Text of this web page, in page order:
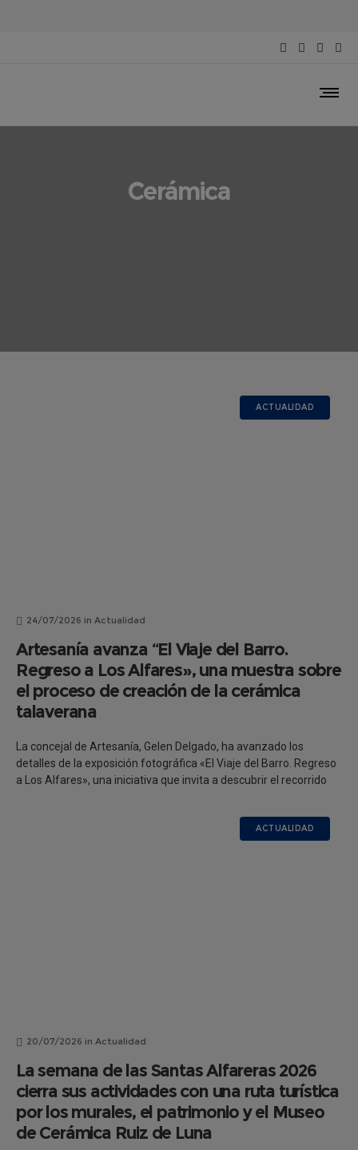
Cerámica
ACTUALIDAD
24/07/2026 in Actualidad
Artesanía avanza “El Viaje del Barro.
Regreso a Los Alfares», una muestra sobre
el proceso de creación de la cerámica
talaverana
La concejal de Artesanía, Gelen Delgado, ha avanzado los
detalles de la exposición fotográfica «El Viaje del Barro. Regreso
a Los Alfares», una iniciativa que invita a descubrir el recorrido
ACTUALIDAD
20/07/2026 in Actualidad
La semana de las Santas Alfareras 2026
cierra sus actividades con una ruta turística
por los murales, el patrimonio y el Museo
de Cerámica Ruiz de Luna